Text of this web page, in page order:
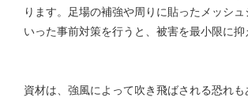
ります。足場の補強や周りに貼ったメッシュ
いった事前対策を行うと、被害を最小限に抑
資材は、強風によって吹き飛ばされる恐れ